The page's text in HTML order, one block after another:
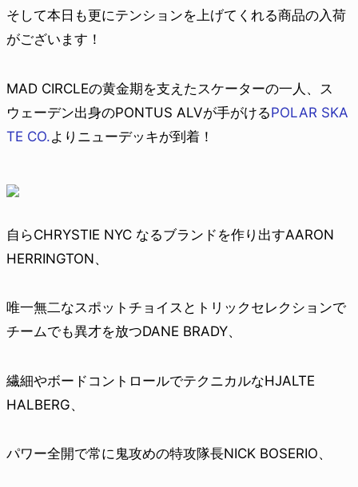
そして本日も更にテンションを上げてくれる商品の入荷
がございます！
MAD CIRCLEの黄金期を支えたスケーターの一人、ス
ウェーデン出身のPONTUS ALVが手がけるPOLAR SKA
TE CO.よりニューデッキが到着！
自らCHRYSTIE NYC なるブランドを作り出すAARON
HERRINGTON、
唯一無二なスポットチョイスとトリックセレクションで
チームでも異才を放つDANE BRADY、
繊細やボードコントロールでテクニカルなHJALTE
HALBERG、
パワー全開で常に鬼攻めの特攻隊長NICK BOSERIO、